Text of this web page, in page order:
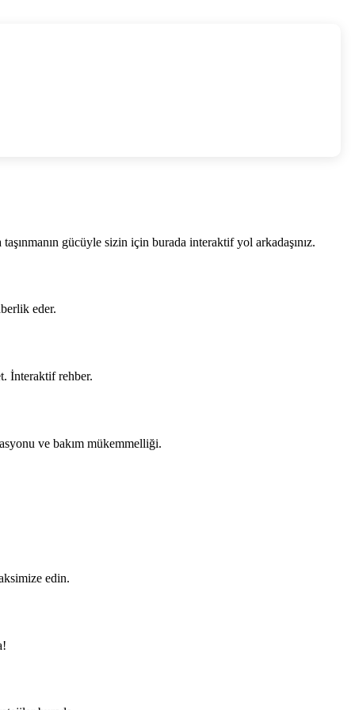
gücüyle sizin için burada interaktif yol arkadaşınız.
eder.
İnteraktif rehber.
ve bakım mükemmelliği.
edin.